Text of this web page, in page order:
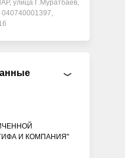
улица Г.Муратбаев,
И КОМПАНИЯ"